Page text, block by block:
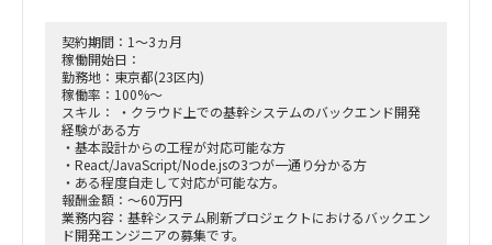
契約期間：1～3ヵ月
稼働開始日：
勤務地：東京都(23区内)
稼働率：100%～
スキル： ・クラウド上での基幹システムのバックエンド開発
経験がある方
・基本設計からの工程が対応可能な方
・React/JavaScript/Node.jsの3つが一通り分かる方
・ある程度自走して対応が可能な方。
報酬金額：～60万円
業務内容：基幹システム刷新プロジェクトにおけるバックエン
ド開発エンジニアの募集です。